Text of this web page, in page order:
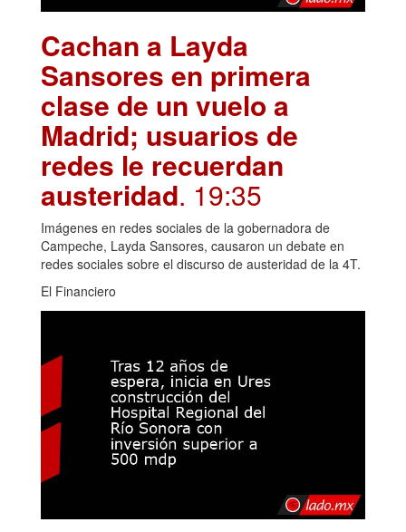
Cachan a Layda
Sansores en primera
clase de un vuelo a
Madrid; usuarios de
redes le recuerdan
austeridad. 19:35
Imágenes en redes sociales de la gobernadora de
Campeche, Layda Sansores, causaron un debate en
redes sociales sobre el discurso de austeridad de la 4T.
El Financiero